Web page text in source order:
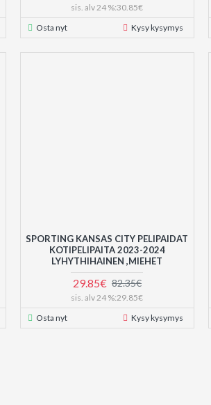
sis. alv 24 %:30.85€
Osta nyt
Kysy kysymys
SPORTING KANSAS CITY PELIPAIDAT
KOTIPELIPAITA 2023-2024
LYHYTHIHAINEN ,MIEHET
29.85€ 82.35€
sis. alv 24 %:29.85€
Osta nyt
Kysy kysymys